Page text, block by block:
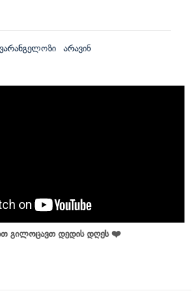
არავინ
გილოცავთ დედის დღეს ❤️